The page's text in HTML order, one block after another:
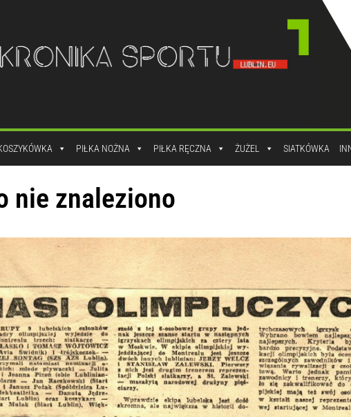
PIŁKA NOŻNA PIŁKA RĘCZNA ŻUŻEL SIATKÓWKA
nie znaleziono